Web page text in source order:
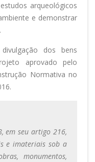
arqueológicos
e demonstrar
dos bens
aprovado pelo
Normativa no
em seu artigo 216,
e imateriais sob a
monumentos,